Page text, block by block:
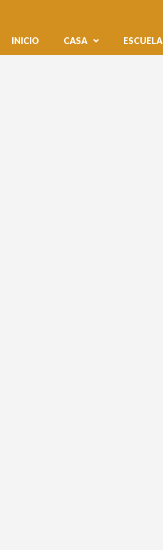
INICIO CASA ESCUELA